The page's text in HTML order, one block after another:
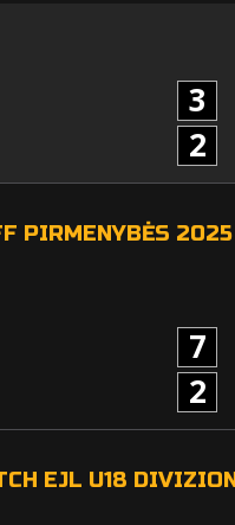
3
2
PIRMENYBĖS 2025
7
2
EJL U18